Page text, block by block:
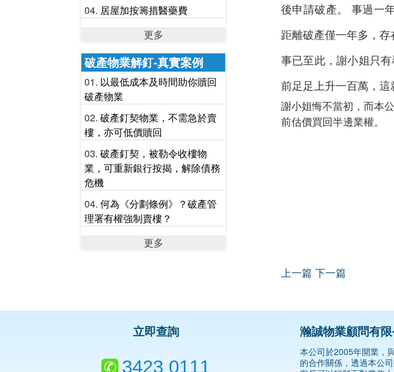
居屋加按籌措醫藥費
更多
破產物業解釘-真實案例
以最低成本及時間助你贖回
破產物業
破產釘契物業，不需急於賣
樓，亦可低價贖回
破產釘契，被勒令收樓物
業，可重新銀行按揭，解除債務
危機
何為《分劃條例》？破產管
理署有權強制賣樓？
更多
後申請破產。 事過一
距離破產僅一年多，存
事已至此，謝小姐只
前足足上升一百萬，這
謝小姐悔不當初，而本
前估價買回半邊業權。
上一篇 下一篇
立即查詢
3423 0111
瀚誠物業顧問有
本公司於2005年開業，
的合作關係，透過本公